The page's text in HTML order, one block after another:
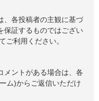
、各投稿者の主観に基づ
保証するものではござい
ご利用ください。
メントがある場合は、各
ム)からご返信いただけ